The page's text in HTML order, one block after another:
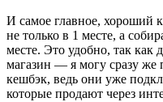
И самое главное, хороший
не только в 1 месте, а
месте. Это удобно, так как
магазин — я могу сразу
кешбэк, ведь они уже
которые продают через